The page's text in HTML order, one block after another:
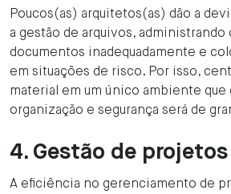
Poucos(as) arquitetos(as) dão a
a gestão de arquivos, administrando
documentos inadequadamente e
em situações de risco. Por isso,
material em um único ambiente que
organização e segurança será de
4. Gestão de projetos
A eficiência no gerenciamento de